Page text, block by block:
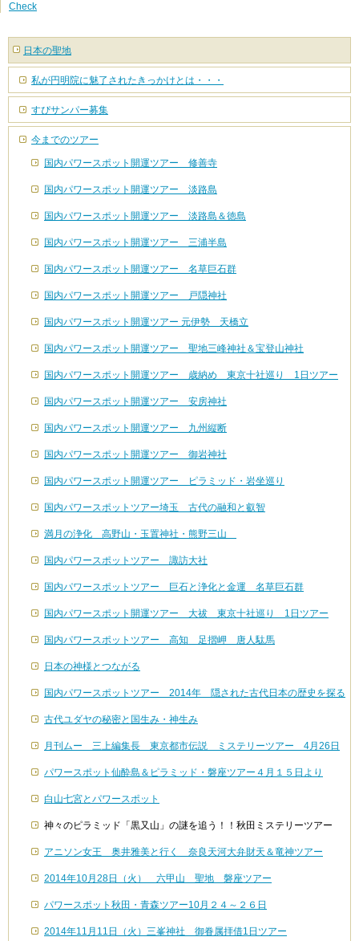
Check
日本の聖地
私が円明院に魅了されたきっかけとは・・・
すぴサンパー募集
今までのツアー
国内パワースポット開運ツアー 修善寺
国内パワースポット開運ツアー 淡路島
国内パワースポット開運ツアー 淡路島＆徳島
国内パワースポット開運ツアー 三浦半島
国内パワースポット開運ツアー 名草巨石群
国内パワースポット開運ツアー 戸隠神社
国内パワースポット開運ツアー 元伊勢 天橋立
国内パワースポット開運ツアー 聖地三峰神社＆宝登山神社
国内パワースポット開運ツアー 歳納め 東京十社巡り 1日ツアー
国内パワースポット開運ツアー 安房神社
国内パワースポット開運ツアー 九州縦断
国内パワースポット開運ツアー 御岩神社
国内パワースポット開運ツアー ピラミッド・岩坐巡り
国内パワースポットツアー埼玉 古代の融和と叡智
満月の浄化 高野山・玉置神社・熊野三山
国内パワースポットツアー 諏訪大社
国内パワースポットツアー 巨石と浄化と金運 名草巨石群
国内パワースポット開運ツアー 大祓 東京十社巡り 1日ツアー
国内パワースポットツアー 高知 足摺岬 唐人駄馬
日本の神様とつながる
国内パワースポットツアー 2014年 隠された古代日本の歴史を探る
古代ユダヤの秘密と国生み・神生み
月刊ムー 三上編集長 東京都市伝説 ミステリーツアー 4月26日
パワースポット仙酔島＆ピラミッド・磐座ツアー４月１５日より
白山七宮とパワースポット
神々のピラミッド「黒又山」の謎を追う！！秋田ミステリーツアー
アニソン女王 奥井雅美と行く 奈良天河大弁財天＆竜神ツアー
2014年10月28日（火） 六甲山 聖地 磐座ツアー
パワースポット秋田・青森ツアー10月２４～２６日
2014年11月11日（火）三峯神社 御眷属拝借1日ツアー